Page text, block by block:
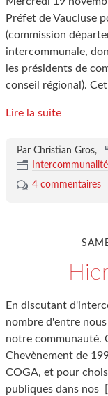
Préfet de Vaucluse
(commission
intercommunale,
les présidents de
conseil régional).
Lire la suite
Par Christian Gros,
Intercommunalité
4 commentaires
En discutant
nombre d'entre
notre communauté.
Chevènement de
COGA, et pour
publiques dans nos